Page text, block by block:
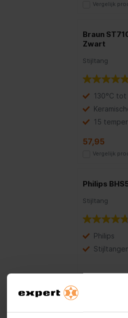
Vergelijk
Braun
Zwart
Stijltang
130°C tot
15
57,95
Vergelijk
Philips
Stijltang
Philips